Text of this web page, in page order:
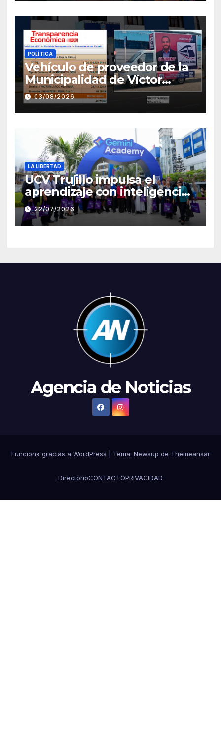
POLÍTICA
Vehículo de proveedor de la
Municipalidad de Víctor
Larco aparece con publicidad
de campaña de León
Clement
03/08/2026
LA LIBERTAD
UCV Trujillo impulsa el
aprendizaje con inteligencia
artificial a través de Google
Gemini
22/07/2026
Agencia de Noticias
Funciona gracias a WordPress Tema: Newsup de Themeansar
DirectorioCONTACTOPRIVACIDAD